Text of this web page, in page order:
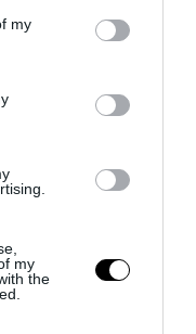
You may click to
third-party tags to
in below Google
my
my
the
της
Ράχμι